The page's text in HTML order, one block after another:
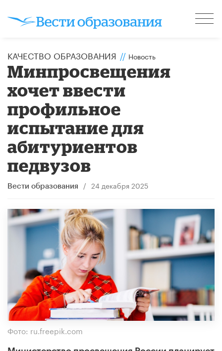
КАЧЕСТВО ОБРАЗОВАНИЯ // Новость
Минпросвещения
хочет ввести
профильное
испытание для
абитуриентов
педвузов
Вести образования / 24 декабря 2025
Фото: ru.freepik.com